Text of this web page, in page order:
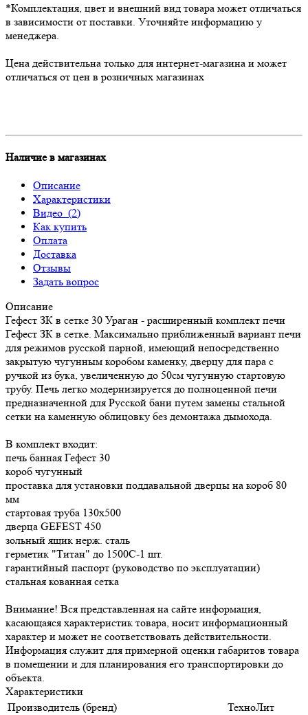
*Комплектация, цвет и внешний вид товара может отличаться
в зависимости от поставки. Уточняйте информацию у
менеджера.
Цена действительна только для интернет-магазина и может
отличаться от цен в розничных магазинах
Наличие в магазинах
Описание
Характеристики
Видео (2)
Как купить
Оплата
Доставка
Отзывы
Задать вопрос
Описание
Гефест ЗК в сетке 30 Ураган - расширенный комплект печи
Гефест ЗК в сетке. Максимально приближенный вариант печи
для режимов русской парной, имеющий непосредственно
закрытую чугунным коробом каменку, дверцу для пара с
ручкой из бука, увеличенную до 50см чугунную стартовую
трубу. Печь легко модернизируется до полноценной печи
предназначенной для Русской бани путем замены стальной
сетки на каменную облицовку без демонтажа дымохода.
В комплект входит:
печь банная Гефест 30
короб чугунный
проставка для установки поддавальной дверцы на короб 80
мм
стартовая труба 130х500
дверца GEFEST 450
зольный ящик нерж. сталь
герметик "Титан" до 1500С-1 шт.
гарантийный паспорт (руководство по эксплуатации)
стальная кованная сетка
Внимание! Вся представленная на сайте информация,
касающаяся характеристик товара, носит информационный
характер и может не соответствовать действительности.
Информация служит для примерной оценки габаритов товара
в помещении и для планирования его транспортировки до
объекта.
Характеристики
Производитель (бренд)
ТехноЛит